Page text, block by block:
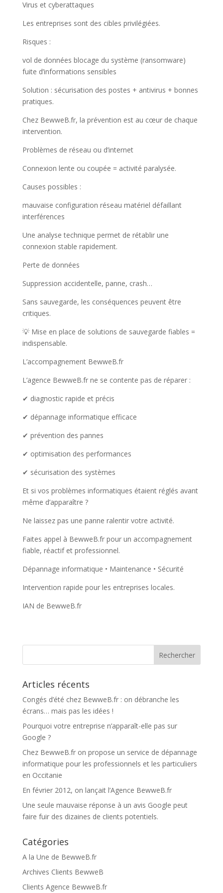
Virus et cyberattaques
Les entreprises sont des cibles privilégiées.
Risques :
vol de données blocage du système (ransomware)
fuite d’informations sensibles
Solution : sécurisation des postes + antivirus + bonnes
pratiques.
Chez BewweB.fr, la prévention est au cœur de chaque
intervention.
Problèmes de réseau ou d’internet
Connexion lente ou coupée = activité paralysée.
Causes possibles :
mauvaise configuration réseau matériel défaillant
interférences
Une analyse technique permet de rétablir une
connexion stable rapidement.
Perte de données
Suppression accidentelle, panne, crash…
Sans sauvegarde, les conséquences peuvent être
critiques.
💡 Mise en place de solutions de sauvegarde fiables =
indispensable.
L’accompagnement BewweB.fr
L’agence BewweB.fr ne se contente pas de réparer :
✔ diagnostic rapide et précis
✔ dépannage informatique efficace
✔ prévention des pannes
✔ optimisation des performances
✔ sécurisation des systèmes
Et si vos problèmes informatiques étaient réglés avant
même d’apparaître ?
Ne laissez pas une panne ralentir votre activité.
Faites appel à BewweB.fr pour un accompagnement
fiable, réactif et professionnel.
Dépannage informatique • Maintenance • Sécurité
Intervention rapide pour les entreprises locales.
IAN de BewweB.fr
Articles récents
Congés d’été chez BewweB.fr : on débranche les
écrans… mais pas les idées !
Pourquoi votre entreprise n’apparaît-elle pas sur
Google ?
Chez BewweB.fr on propose un service de dépannage
informatique pour les professionnels et les particuliers
en Occitanie
En février 2012, on lançait l’Agence BewweB.fr
Une seule mauvaise réponse à un avis Google peut
faire fuir des dizaines de clients potentiels.
Catégories
A la Une de BewweB.fr
Archives Clients BewweB
Clients Agence BewweB.fr